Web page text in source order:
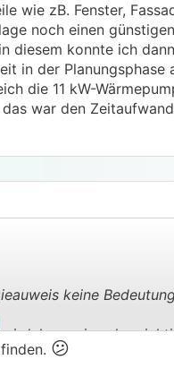
wie zB. Fenster,
noch einen
diesem konnte ich
in der
die 11 kW-
war den
keine
kann ein sehr
ihn und anhand
😕